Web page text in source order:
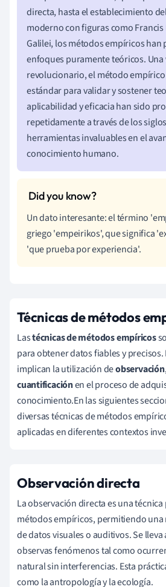
directa, hasta el establecimiento
moderno con figuras como Francis
Galilei, los métodos empíricos
enfoques puramente teóricos.
revolucionario, el método
estándar para validar y sostener
aplicabilidad y eficacia han sido
repetidamente a través de los
herramientas invaluables en el
conocimiento humano.
Un dato interesante: el término
griego 'empeirikos', que significa
'que prueba por experiencia'.
Técnicas de métodos
Lastécnicas de métodos empíricos
para obtener datos fiables y precisos.
implican la utilización deobservación
cuantificaciónen el proceso de
conocimiento.En las siguientes
diversas técnicas de métodos
aplicadas en diferentes contextos
Observación directa
La observación directa es una
métodos empíricos, permitiendo
de datos visuales o auditivos. Se
observas fenómenos tal como
natural sin interferencias. Esta
como la antropología y la ecología.